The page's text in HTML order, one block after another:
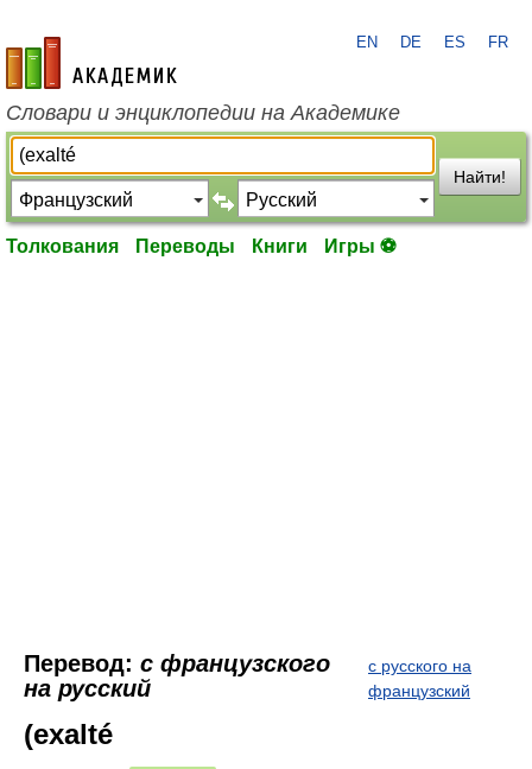
academic.ru
EN DE ES FR
Словари и энциклопедии на Академике
Найти!
Толкования Переводы Книги Игры ⚽
Перевод: с французского
на русский
с русского на
французский
(exalté